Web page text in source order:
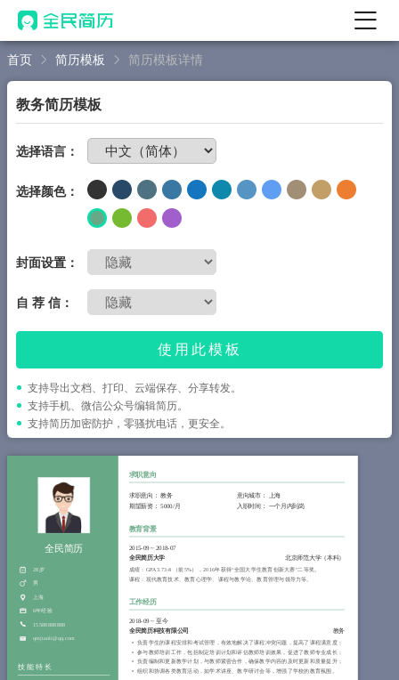
首页
AI 简历工具
AI 优化简历
AI 翻译简历
AI 诊断简历
AI 模拟面试
面试自我介绍
简历教程
登录 / 注册
首页 简历模板 简历模板详情
教务简历模板
选择语言：
选择颜色：
封面设置：
自 荐 信：
使用此模板
支持导出文档、打印、云端保存、分享转发。
支持手机、微信公众号编辑简历。
支持简历加密防护，零骚扰电话，更安全。
全民简历
28岁
男
上海
6年经验
15588888888
qmjianli@qq.com
技能特长
求职意向
求职意向：教务 意向城市： 上海
期望薪资：5000/月 入职时间： 一个月内到岗
教育背景
2015-09~ 2018-07
全民简历大学
北京师范大学（本科）
成绩：GPA 3.73/4 （前5%），2016年获得“全国大学生教育创新大赛”二等奖。
课程：现代教育技术、教育心理学、课程与教学论、教育管理与领导力等。
工作经历
2018-09~ 至今
全民简历科技有限公司
教务
负责学生的课程安排和考试管理，有效地解决了课程冲突问题，提高了课程满意度；
参与教师培训工作，包括制定培训计划和评估教师培训效果，促进了教师专业成长；
负责编制和更新教学计划，与教师紧密合作，确保教学内容的及时更新和质量提升；
组织和协调各类教育活动，如学术讲座、教学研讨会等，增强了学校的教育氛围。